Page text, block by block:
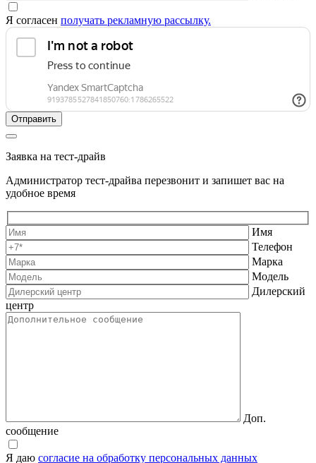
Я согласен получать рекламную рассылку.
Заявка на тест-драйв
Администратор тест-драйва перезвонит и запишет вас на
удобное время
Имя
Телефон
Марка
Модель
Дилерский
центр
Доп.
сообщение
Я даю согласие на обработку персональных данных